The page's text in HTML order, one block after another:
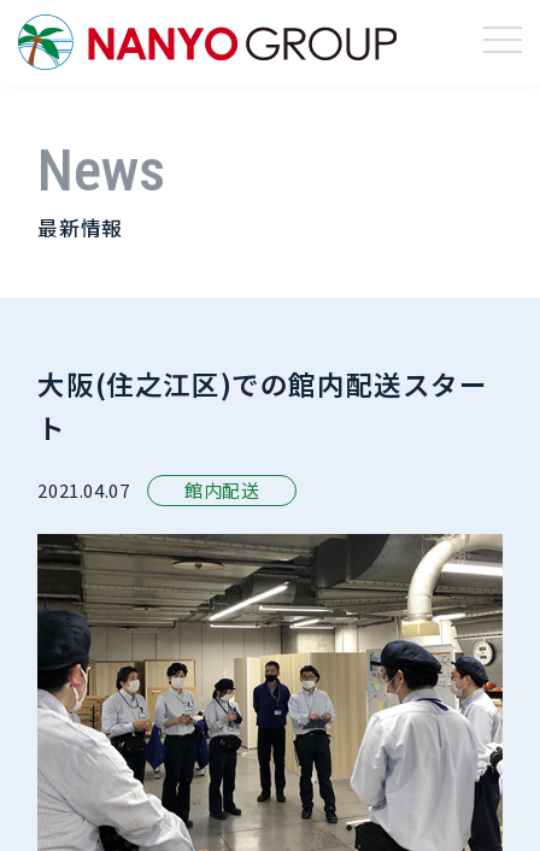
News
最新情報
大阪(住之江区)での館内配送スター
ト
2021.04.07 館内配送